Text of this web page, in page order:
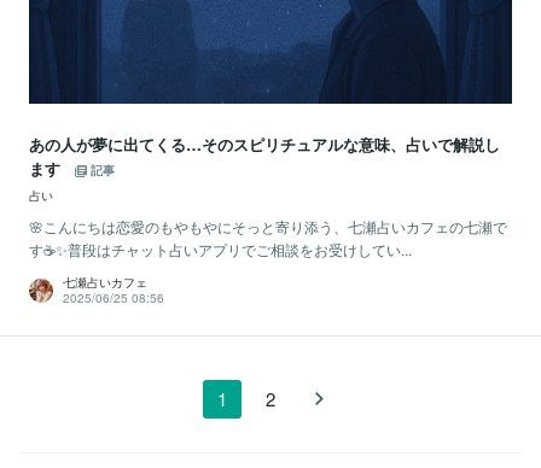
あの人が夢に出てくる…そのスピリチュアルな意味、占いで解説し
ます
記事
占い
🌸こんにちは恋愛のもやもやにそっと寄り添う、七瀬占いカフェの七瀬で
す☕✨普段はチャット占いアプリでご相談をお受けしてい...
七瀬占いカフェ
2025/06/25 08:56
1 2